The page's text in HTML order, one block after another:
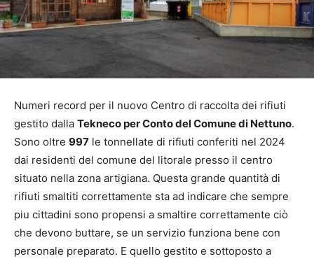
Numeri record per il nuovo Centro di raccolta dei rifiuti
gestito dalla Tekneco per Conto del Comune di Nettuno.
Sono oltre 997 le tonnellate di rifiuti conferiti nel 2024
dai residenti del comune del litorale presso il centro
situato nella zona artigiana. Questa grande quantità di
rifiuti smaltiti correttamente sta ad indicare che sempre
piu cittadini sono propensi a smaltire correttamente ciò
che devono buttare, se un servizio funziona bene con
personale preparato. E quello gestito e sottoposto a